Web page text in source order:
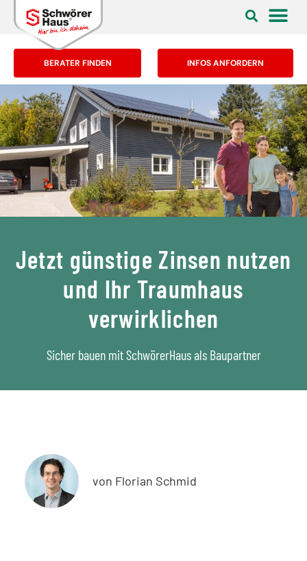
BERATER FINDEN INFOS ANFORDERN
Jetzt günstige Zinsen nutzen
und Ihr Traumhaus
verwirklichen
Sicher bauen mit SchwörerHaus als Baupartner
von Florian Schmid